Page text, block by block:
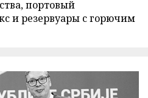
портовый
и резервуары с горючим